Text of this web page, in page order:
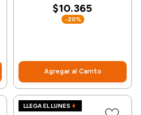
$10.365
-20%
Agregar al Carrito
LLEGA EL LUNES